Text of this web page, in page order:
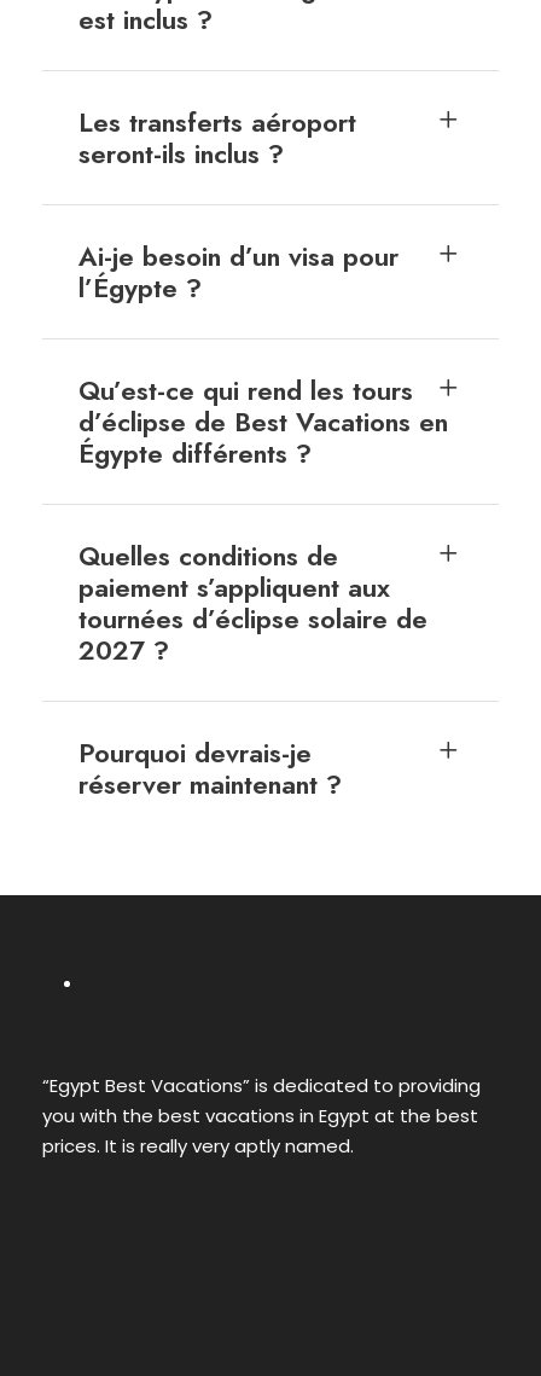
est inclus ?
Les transferts aéroport
seront-ils inclus ?
Ai-je besoin d’un visa pour
l’Égypte ?
Qu’est-ce qui rend les tours
d’éclipse de Best Vacations en
Égypte différents ?
Quelles conditions de
paiement s’appliquent aux
tournées d’éclipse solaire de
2027 ?
Pourquoi devrais-je
réserver maintenant ?
“Egypt Best Vacations” is dedicated to providing
you with the best vacations in Egypt at the best
prices. It is really very aptly named.